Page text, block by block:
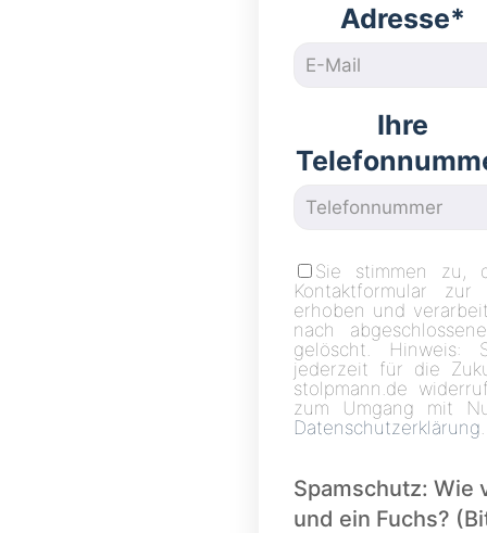
Adresse*
Ihre
Sie stimmen zu,
Kontaktformular
erhoben und
nach
gelöscht. Hinweis:
jederzeit für die
stolpmann.de
zum Umgang mit
Datenschutzerklärung
Spamschutz: Wie
und ein Fuchs?